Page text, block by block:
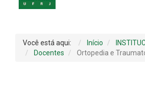
Você está aqui: Início
Docentes
Ortopedia e